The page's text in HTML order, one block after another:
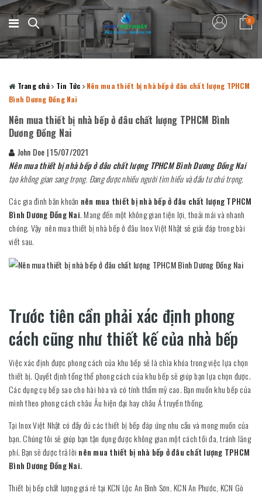
0
Trang chủ Tin Tức
Nên mua thiết bị nhà bếp ở đâu chất lượng TPHCM
Bình Dương Đồng Nai
Nên mua thiết bị nhà bếp ở đâu chất lượng TPHCM Bình
Dương Đồng Nai
John Doe |15/07/2021
Nên mua thiết bị nhà bếp ở đâu chất lượng TPHCM Bình Dương Đồng Nai
tạo không gian sang trọng. Đang được nhiều người tìm hiểu và đầu tư chú trọng.
Các gia đình băn khoăn nên mua thiết bị nhà bếp ở đâu chất lượng TPHCM
Bình Dương Đồng Nai. Mang đến một không gian tiện lợi, thoải mái và nhanh
chóng. Vậy nên mua thiết bị nhà bếp ở đâu Inox Việt Nhật sẽ giải đáp trong bài
viết sau.
Trước tiên cần phải xác định phong
cách cũng như thiết kế của nhà bếp
Việc xác định được phong cách của khu bếp sẽ là chìa khóa trong việc lựa chọn
thiết bị. Quyết định tổng thể phong cách của khu bếp sẽ giúp bạn lựa chọn được.
Các dụng cụ bếp sao cho hài hòa và có tính thẩm mỹ cao. Bạn muốn khu bếp của
mình theo phong cách châu Âu hiện đại hay châu Á truyền thống.
Tại Inox Việt Nhật có đầy đủ các thiết bị bếp đáp ứng nhu cầu và mong muốn của
bạn. Chúng tôi sẽ giúp bạn tận dụng được không gian một cách tối đa, tránh lãng
phí. Bạn sẽ được trả lời nên mua thiết bị nhà bếp ở đâu chất lượng TPHCM
Bình Dương Đồng Nai.
Thiết bị bếp chất lượng giá rẻ tại KCN Lộc An Bình Sơn, KCN An Phước, KCN Gò